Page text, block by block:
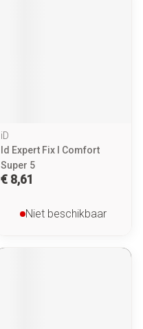
iD
Id Expert Fix l Comfort
Super 5
€ 8,61
Niet beschikbaar